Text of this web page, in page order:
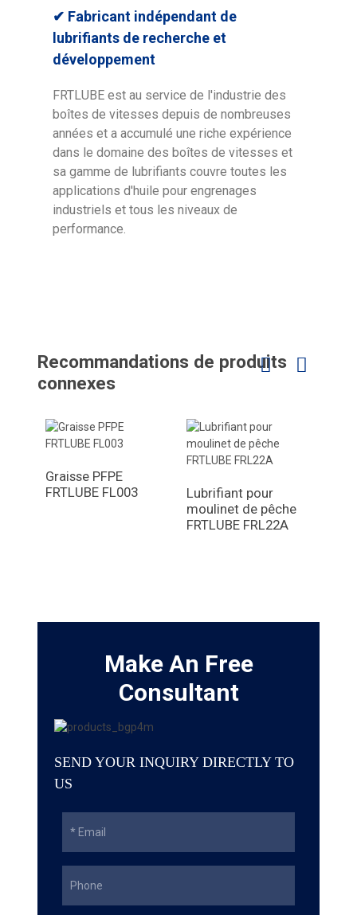
✔ Fabricant indépendant de
lubrifiants de recherche et
développement
FRTLUBE est au service de l'industrie des
boîtes de vitesses depuis de nombreuses
années et a accumulé une riche expérience
dans le domaine des boîtes de vitesses et
sa gamme de lubrifiants couvre toutes les
applications d'huile pour engrenages
industriels et tous les niveaux de
performance.
Recommandations de produits
connexes
Graisse PFPE
FRTLUBE FL003
Lubrifiant pour
moulinet de pêche
FRTLUBE FRL22A
Make An Free
Consultant
SEND YOUR INQUIRY DIRECTLY TO
US